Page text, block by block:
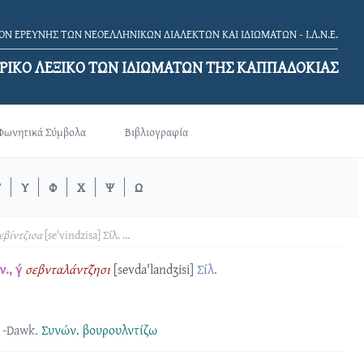
ΕΡΕΥΝΗΣ ΤΩΝ ΝΕΟΕΛΛΗΝΙΚΩΝ ΔΙΑΛΕΚΤΩΝ ΚΑΙ ΙΔΙΩΜΑΤΩΝ - Ι.Λ.Ν.Ε.
ΛΕΞΙΚΟ TΩΝ ΙΔΙΩΜΑΤΩΝ ΤΗΣ ΚΑΠΠΑΔΟΚΙΑΣ
Σύμβολα Βιβλιογραφία
Υ Φ Χ Ψ Ω
[seˈvindzisa] Σίλ. ...
γ΄ σεβνταλάντζ̑ησι [sevda'landʒisi] Σίλ.
-Dawk. Συνών. βουρουλντίζω